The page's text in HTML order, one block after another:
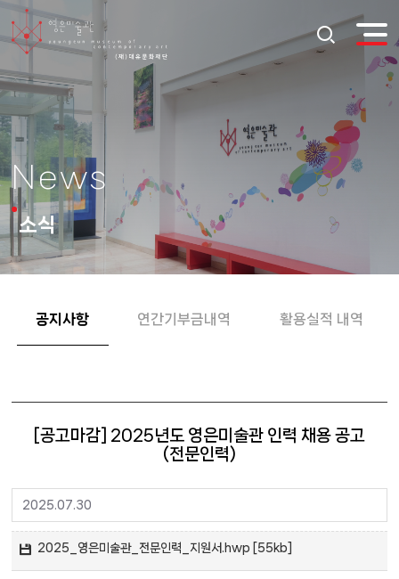
News
소식
공지사항 연간기부금내역 활용실적 내역
[공고마감] 2025년도 영은미술관 인력 채용 공고
(전문인력)
2025.07.30
2025_영은미술관_전문인력_지원서.hwp [55kb]